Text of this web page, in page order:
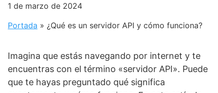
1 de marzo de 2024
Portada » ¿Qué es un servidor API y cómo funciona?
Imagina que estás navegando por internet y te
encuentras con el término «servidor API». Puede
que te hayas preguntado qué significa